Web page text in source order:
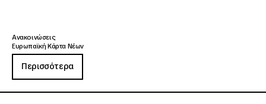
Ανακοινώσεις
Ευρωπαϊκή Κάρτα Νέων
Περισσότερα